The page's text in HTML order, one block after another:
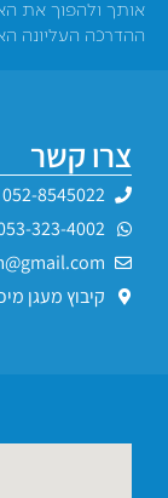
אותך ולהפוך את
ההדרכה העליונה
צרו קשר
052-8545022
323-4002
קיבוץ מעגן